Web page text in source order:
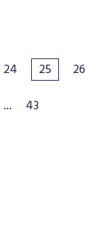
24 25
26
... 43